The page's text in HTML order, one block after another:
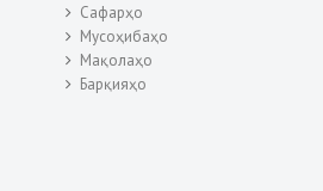
Сафарҳо
Мусоҳибаҳо
Мақолаҳо
Барқияҳо